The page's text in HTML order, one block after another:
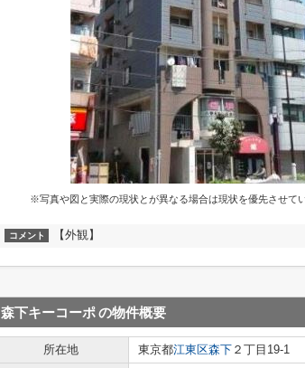
※写真や図と実際の現状とが異なる場合は現状を優先させて
コメント 【外観】
森下キーコーポの物件概要
所在地 東京都江東区森下 ２丁目19-1